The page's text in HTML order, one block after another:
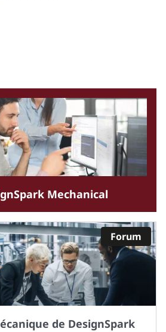
Mechanical
Forum
de DesignSpark